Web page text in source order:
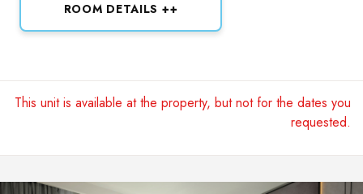
ROOM DETAILS ++
This unit is available at the property, but not for the dates you
requested.